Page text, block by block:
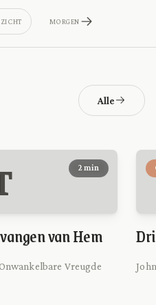
MORGEN
Alle
2 min
van Hem
Vreugde